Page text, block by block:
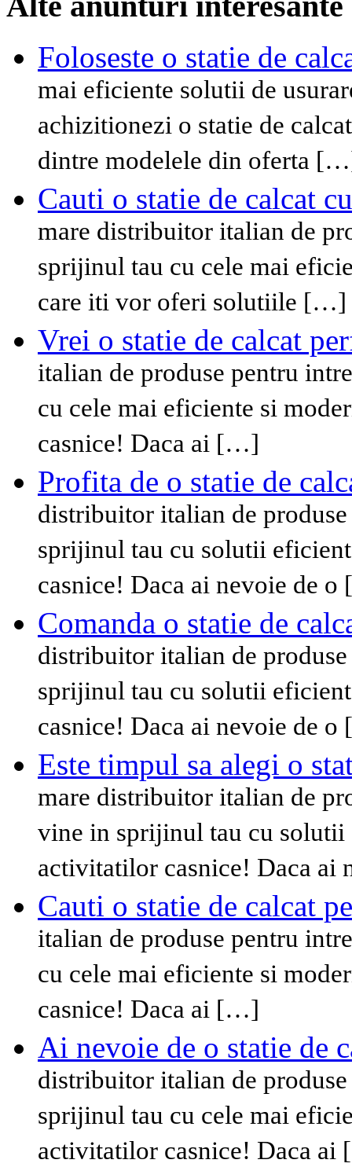
Foloseste o statie de
mai eficiente solutii de
achizitionezi o statie de
dintre modelele din oferta
Cauti o statie de calcat
mare distribuitor italian de
sprijinul tau cu cele mai
care iti vor oferi solutiile […]
Vrei o statie de calcat
italian de produse pentru
cu cele mai eficiente si
casnice! Daca ai […]
Profita de o statie de
distribuitor italian de
sprijinul tau cu solutii
casnice! Daca ai nevoie de
Comanda o statie de
distribuitor italian de
sprijinul tau cu solutii
casnice! Daca ai nevoie de
Este timpul sa alegi o
mare distribuitor italian de
vine in sprijinul tau cu solutii
activitatilor casnice! Daca
Cauti o statie de calcat
italian de produse pentru
cu cele mai eficiente si
casnice! Daca ai […]
Ai nevoie de o statie de
distribuitor italian de
sprijinul tau cu cele mai
activitatilor casnice! Daca